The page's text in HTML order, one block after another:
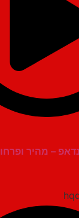
ופרחוני